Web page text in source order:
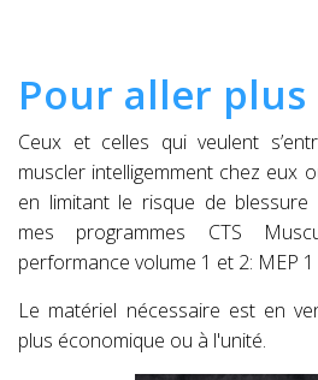
Pour aller plus
Ceux et celles qui veulent
muscler intelligemment chez eux
en limitant le risque de blessure
mes programmes CTS
performance volume 1 et 2: MEP
Le matériel nécessaire est en
plus économique ou à l'unité.